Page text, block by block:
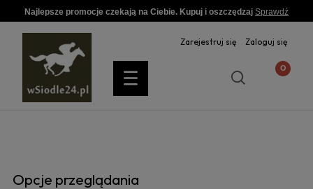
Najlepsze promocje czekają na Ciebie. Kupuj i oszczędzaj Sprawdź
Zarejestruj się Zaloguj się
Opcje przeglądania